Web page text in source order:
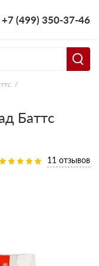
+7 (499) 350-37-46
Баттс
11 отзывов